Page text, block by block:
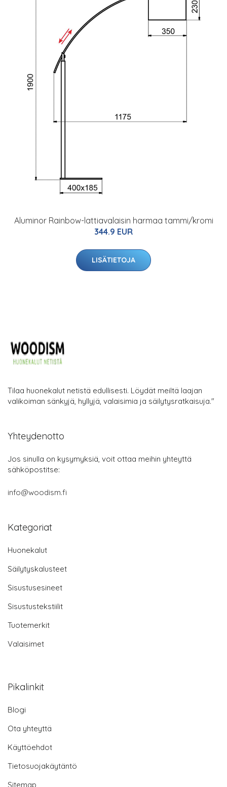
Aluminor Rainbow-lattiavalaisin harmaa tammi/kromi
344.9 EUR
LISÄTIETOJA
Tilaa huonekalut netistä edullisesti. Löydät meiltä laajan
valikoiman sänkyjä, hyllyjä, valaisimia ja säilytysratkaisuja."
Yhteydenotto
Jos sinulla on kysymyksiä, voit ottaa meihin yhteyttä
sähköpostitse:
info@woodism.fi
Kategoriat
Huonekalut
Säilytyskalusteet
Sisustusesineet
Sisustustekstiilit
Tuotemerkit
Valaisimet
Pikalinkit
Blogi
Ota yhteyttä
Käyttöehdot
Tietosuojakäytäntö
Sitemap